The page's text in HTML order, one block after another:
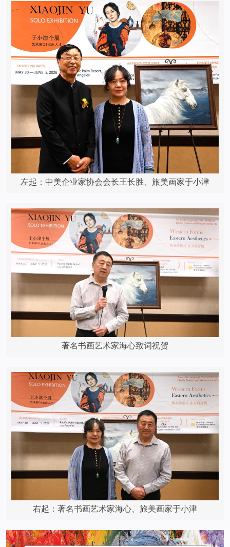
左起：中美企业家协会会长王长胜、旅美画家于小津
著名书画艺术家海心致词祝贺
右起：著名书画艺术家海心、旅美画家于小津